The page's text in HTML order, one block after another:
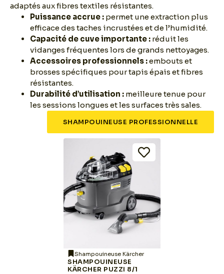
adaptés aux fibres textiles résistantes.
Puissance accrue : permet une extraction plus
efficace des taches incrustées et de l’humidité.
Capacité de cuve importante : réduit les
vidanges fréquentes lors de grands nettoyages.
Accessoires professionnels :embouts et
brosses spécifiques pour tapis épais et fibres
résistantes.
Durabilité d’utilisation : meilleure tenue pour
les sessions longues et les surfaces très sales.
SHAMPOUINEUSE PROFESSIONNELLE
Shampouineuse Kärcher
SHAMPOUINEUSE
KÄRCHER PUZZI 8/1